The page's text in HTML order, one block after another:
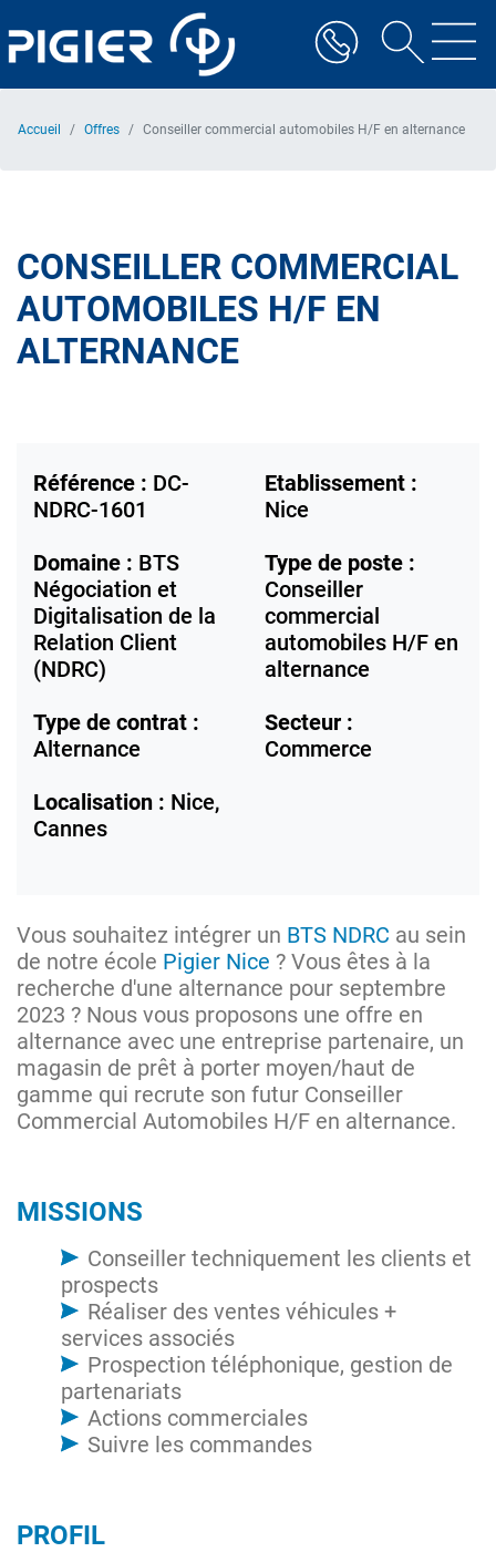
au
contenu
Accueil Offres Conseiller commercial automobiles H/F en alternance
CONSEILLER COMMERCIAL
AUTOMOBILES H/F EN
ALTERNANCE
Référence : DC-
NDRC-1601
Etablissement :
Nice
Domaine : BTS
Négociation et
Digitalisation de la
Relation Client
(NDRC)
Type de poste :
Conseiller
commercial
automobiles H/F en
alternance
Type de contrat :
Alternance
Secteur :
Commerce
Localisation : Nice,
Cannes
Vous souhaitez intégrer un BTS NDRC au sein
de notre école Pigier Nice ? Vous êtes à la
recherche d'une alternance pour septembre
2023 ? Nous vous proposons une offre en
alternance avec une entreprise partenaire, un
magasin de prêt à porter moyen/haut de
gamme qui recrute son futur Conseiller
Commercial Automobiles H/F en alternance.
MISSIONS
Conseiller techniquement les clients et
prospects
Réaliser des ventes véhicules +
services associés
Prospection téléphonique, gestion de
partenariats
Actions commerciales
Suivre les commandes
PROFIL